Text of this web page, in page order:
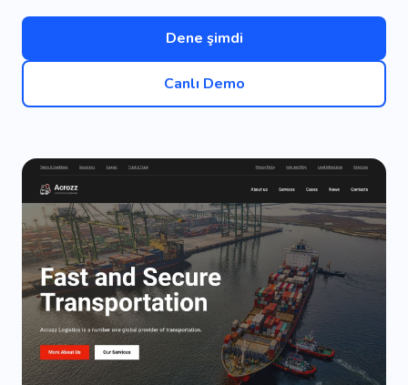
Dene şimdi
Canlı Demo